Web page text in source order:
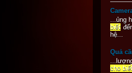
...ủng
biết
hệ...
Quả
cho